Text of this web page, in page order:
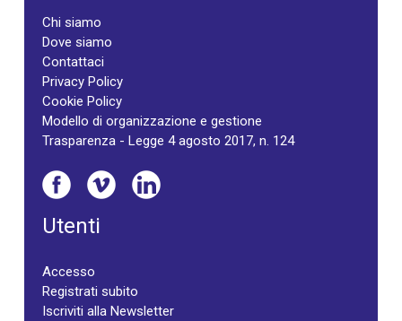
Chi siamo
Dove siamo
Contattaci
Privacy Policy
Cookie Policy
Modello di organizzazione e gestione
Trasparenza - Legge 4 agosto 2017, n. 124
Utenti
Accesso
Registrati subito
Iscriviti alla Newsletter